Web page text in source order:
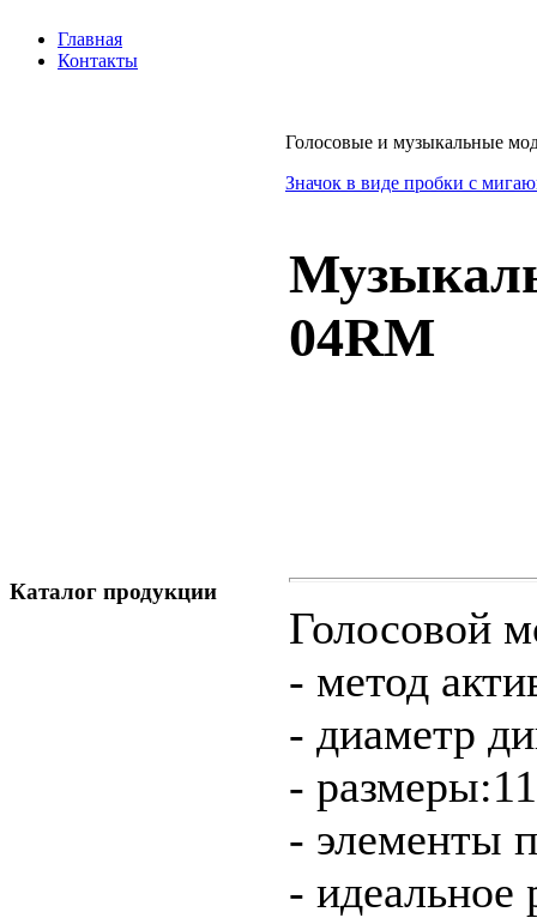
Главная
Контакты
Каталог продукции
Голосовые и музыкальные
Значок в виде пробки с
04RM
Голосовой
- метод
- диаметр
-
- элементы
-